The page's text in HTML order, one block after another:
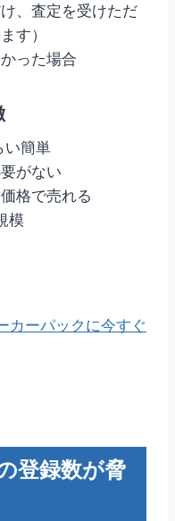
、査定を受けただ
す）
った場合
い簡単
がない
格で売れる
模
カーパックに今すぐ
登録数が脅